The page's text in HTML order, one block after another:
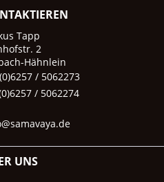
Tapp
2
Hähnlein
/ 5062273
/ 5062274
UNS